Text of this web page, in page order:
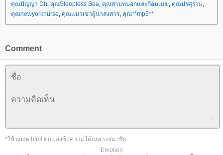
คุณปัญญา Dh, คุณSleepless Sea, คุณสายหมอกและก้อนเมฆ, คุณปรศุราม,
คุณnewyorknurse, คุณแมวเซาผู้น่าสงสาร, คุณ**mp5**
Comment
*ใช้ code html ตกแต่งข้อความได้เฉพาะสมาชิก
Emotion